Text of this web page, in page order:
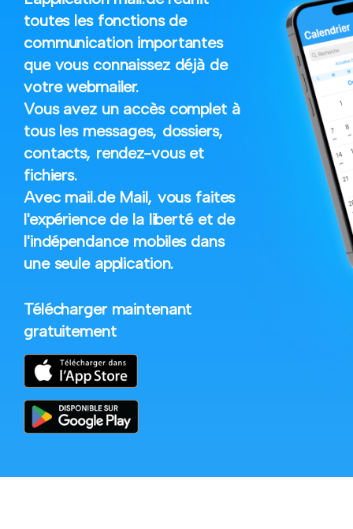
toutes les fonctions de
communication importantes
que vous connaissez déjà de
votre webmailer.
Vous avez un accès complet à
tous les messages, dossiers,
contacts, rendez-vous et
fichiers.
Avec mail.de Mail, vous faites
l'expérience de la liberté et de
l'indépendance mobiles dans
une seule application.
Télécharger maintenant
gratuitement